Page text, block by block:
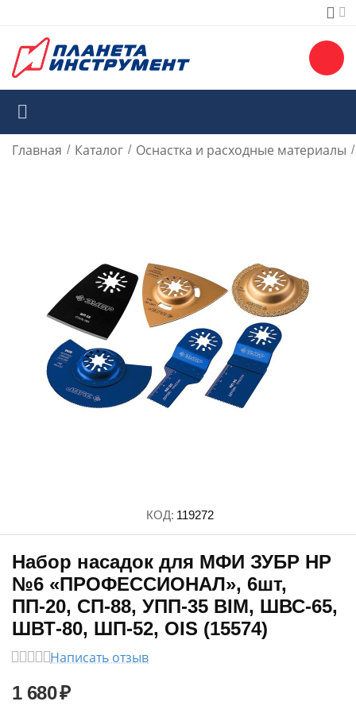
Главная / Каталог / Оснастка и расходные материалы /
КОД: 119272
Набор насадок для МФИ ЗУБР НР
№6 «ПРОФЕССИОНАЛ», 6шт,
ПП-20, СП-88, УПП-35 BIM, ШВС-65,
ШВТ-80, ШП-52, OIS (15574)
Написать отзыв
1 680₽